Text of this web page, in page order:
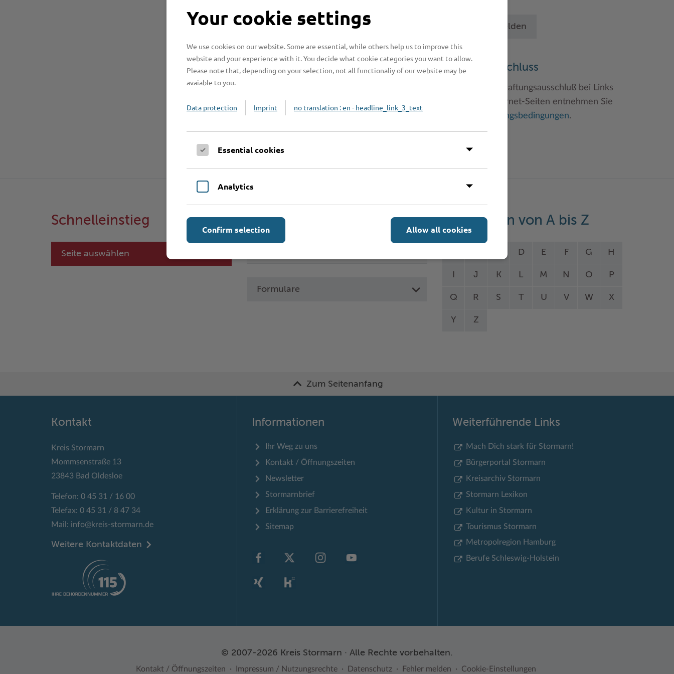
Betrieb anmelden
Haftungsauschluss
Hinweise zum Haftungsausschluß bei Links
zu anderen Internet-Seiten entnehmen Sie
Nutzungsbedingungen.
Schnelleinstieg
Seite auswählen
Online-Services
Formulare
Leistungen von A bis Z
D E F G H
J K L M N O P
Q R S T U V W X
Y Z
Zum Seitenanfang
Kontakt
Kreis Stormarn
Mommsenstraße 13
23843 Bad Oldesloe
Telefon: 0 45 31 / 16 00
Telefax: 0 45 31 / 8 47 34
Mail: info@kreis-stormarn.de
Weitere Kontaktdaten
Informationen
Ihr Weg zu uns
Kontakt / Öffnungszeiten
Newsletter
Stormarnbrief
Erklärung zur Barrierefreiheit
Sitemap
Weiterführende Links
Mach Dich stark für Stormarn!
Bürgerportal Stormarn
Kreisarchiv Stormarn
Stormarn Lexikon
Kultur in Stormarn
Tourismus Stormarn
Metropolregion Hamburg
Berufe Schleswig-Holstein
© 2007-2026 Kreis Stormarn · Alle Rechte vorbehalten.
Kontakt / Öffnungszeiten Impressum / Nutzungsrechte Datenschutz Fehler melden Cookie-Einstellungen
Your cookie settings
We use cookies on our website. Some are essential, while others help us to improve this
website and your experience with it. You decide what cookie categories you want to allow.
Please note that, depending on your selection, not all functionaliy of our website may be
avaiable to you.
Data protection Imprint no translation : en - headline_link_3_text
Essential cookies
Analytics
Allow all cookies
Confirm selection